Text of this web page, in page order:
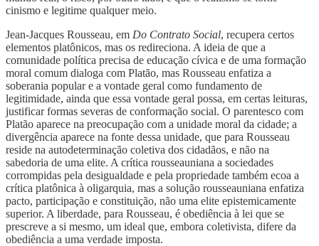
cinismo e legitime qualquer meio.
Jean-Jacques Rousseau, em Do Contrato Social, recupera certos
elementos platônicos, mas os redireciona. A ideia de que a
comunidade política precisa de educação cívica e de uma formação
moral comum dialoga com Platão, mas Rousseau enfatiza a
soberania popular e a vontade geral como fundamento de
legitimidade, ainda que essa vontade geral possa, em certas leituras,
justificar formas severas de conformação social. O parentesco com
Platão aparece na preocupação com a unidade moral da cidade; a
divergência aparece na fonte dessa unidade, que para Rousseau
reside na autodeterminação coletiva dos cidadãos, e não na
sabedoria de uma elite. A crítica rousseauniana a sociedades
corrompidas pela desigualdade e pela propriedade também ecoa a
crítica platônica à oligarquia, mas a solução rousseauniana enfatiza
pacto, participação e constituição, não uma elite epistemicamente
superior. A liberdade, para Rousseau, é obediência à lei que se
prescreve a si mesmo, um ideal que, embora coletivista, difere da
obediência a uma verdade imposta.